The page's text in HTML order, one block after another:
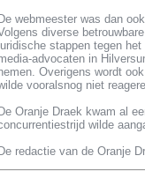
webmeester was dan
diverse
stappen tegen
advocaten in
Overigens wordt
vooralsnog niet
Oranje Draek kwam al
wilde
redactie van de Oranje